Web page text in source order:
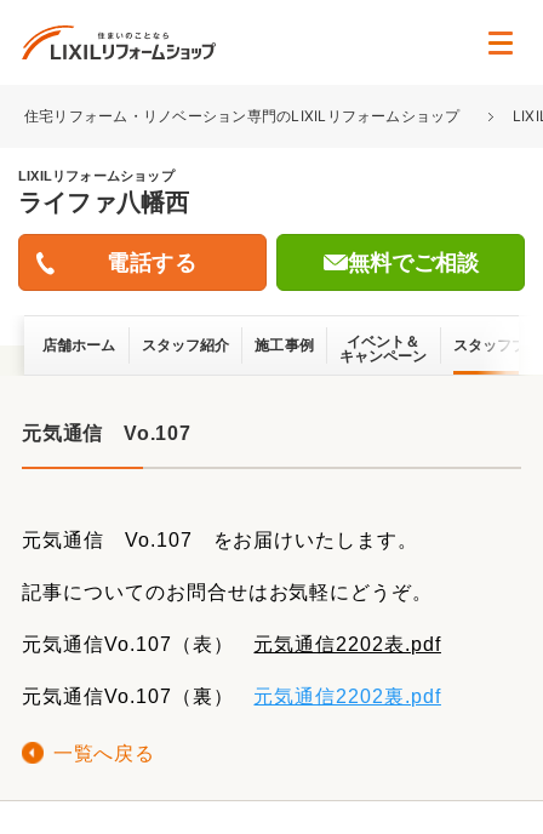
住宅リフォーム・リノベーション専門のLIXILリフォームショップ
LIXILリフォームショップ
ライファ八幡西
無料でご相談
店舗ホーム スタッフ紹介 施工事例
イベント＆
キャンペーン
スタッフブ
元気通信 Vo.107
元気通信 Vo.107 をお届けいたします。
記事についてのお問合せはお気軽にどうぞ。
元気通信Vo.107（表） 元気通信2202表.pdf
元気通信Vo.107（裏） 元気通信2202裏.pdf
一覧へ戻る